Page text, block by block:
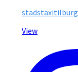
stadstaxitilburg
View